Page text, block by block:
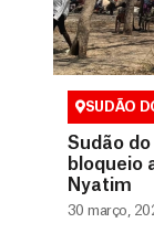
SUDÃO
Sudão
bloqueio
Nyatim
30 março,